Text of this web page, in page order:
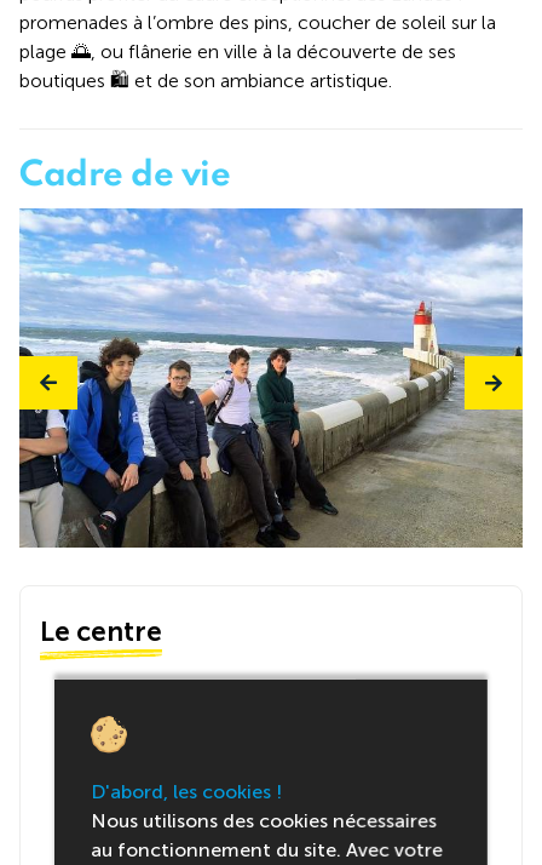
promenades à l’ombre des pins, coucher de soleil sur la
plage 🌅, ou flânerie en ville à la découverte de ses
boutiques 🛍️ et de son ambiance artistique.
Cadre de vie
Le centre
D'abord, les cookies !
Nous utilisons des cookies nécessaires
au fonctionnement du site. Avec votre